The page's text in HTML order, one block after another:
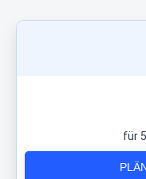
für